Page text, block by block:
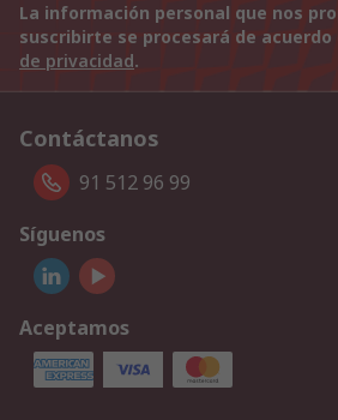
La información personal que nos
suscribirte se procesará de
de privacidad.
Contáctanos
91 512 96 99
Síguenos
Aceptamos